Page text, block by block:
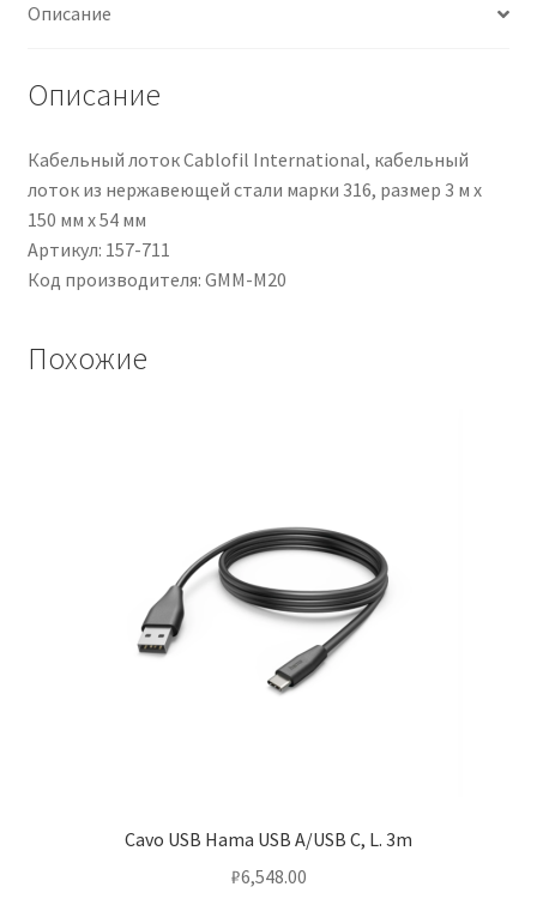
M20
Описание
Описание
Кабельный лоток Cablofil International, кабельный
лоток из нержавеющей стали марки 316, размер 3 м x
150 мм x 54 мм
Артикул: 157-711
Код производителя: GMM-M20
Похожие
Cavo USB Hama USB A/USB C, L. 3m
₽6,548.00